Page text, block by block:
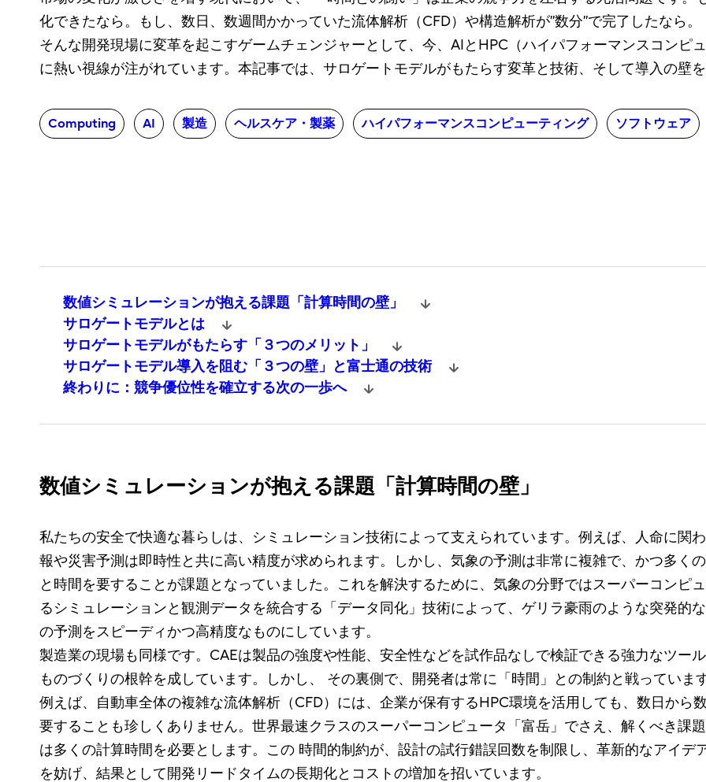
化できたなら。もし、数日、数週間かかっていた流体解析（CFD）や構造解析が”数分”で完了したなら。
そんな開発現場に変革を起こすゲームチェンジャーとして、今、AIとHPC（ハイパフォーマンスコンピ
に熱い視線が注がれています。本記事では、サロゲートモデルがもたらす変革と技術、そして導入の壁
Computing AI 製造 ヘルスケア・製薬 ハイパフォーマンスコンピューティング ソフトウェア
数値シミュレーションが抱える課題「計算時間の壁」
サロゲートモデルとは
サロゲートモデルがもたらす「３つのメリット」
サロゲートモデル導入を阻む「３つの壁」と富士通の技術
終わりに：競争優位性を確立する次の一歩へ
数値シミュレーションが抱える課題「計算時間の壁」
私たちの安全で快適な暮らしは、シミュレーション技術によって支えられています。例えば、人命に関
報や災害予測は即時性と共に高い精度が求められます。しかし、気象の予測は非常に複雑で、かつ多く
と時間を要することが課題となっていました。これを解決するために、気象の分野ではスーパーコンピ
るシミュレーションと観測データを統合する「データ同化」技術によって、ゲリラ豪雨のような突発的
の予測をスピーディかつ高精度なものにしています。
製造業の現場も同様です。CAEは製品の強度や性能、安全性などを試作品なしで検証できる強力なツー
ものづくりの根幹を成しています。しかし、 その裏側で、開発者は常に「時間」との制約と戦っていま
例えば、自動車全体の複雑な流体解析（CFD）には、企業が保有するHPC環境を活用しても、数日から
要することも珍しくありません。世界最速クラスのスーパーコンピュータ「富岳」でさえ、解くべき課
は多くの計算時間を必要とします。この 時間的制約が、設計の試行錯誤回数を制限し、革新的なアイデ
を妨げ、結果として開発リードタイムの長期化とコストの増加を招いています。